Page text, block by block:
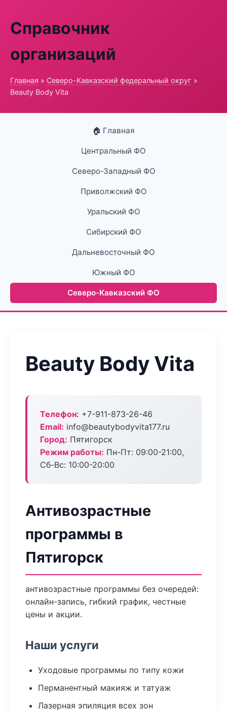
Справочник
организаций
Главная » Северо-Кавказский федеральный округ »
Beauty Body Vita
🏠 Главная
Центральный ФО
Северо-Западный ФО
Приволжский ФО
Уральский ФО
Сибирский ФО
Дальневосточный ФО
Южный ФО
Северо-Кавказский ФО
Beauty Body Vita
Телефон: +7-911-873-26-46
Email: info@beautybodyvita177.ru
Город: Пятигорск
Режим работы: Пн-Пт: 09:00-21:00,
Сб-Вс: 10:00-20:00
Антивозрастные
программы в
Пятигорск
антивозрастные программы без очередей:
онлайн-запись, гибкий график, честные
цены и акции.
Наши услуги
Уходовые программы по типу кожи
Перманентный макияж и татуаж
Лазерная эпиляция всех зон